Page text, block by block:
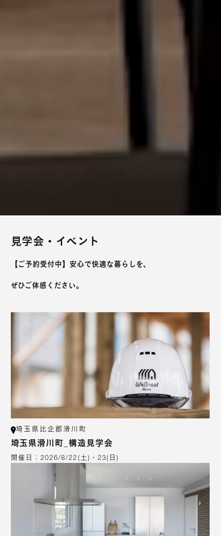
見学会・イベント
【ご予約受付中】安心で快適な暮らしを、
ぜひご体感ください。
埼玉県比企郡滑川町
埼玉県滑川町_構造見学会
開催日： 2026/8/22(土)・23(日)